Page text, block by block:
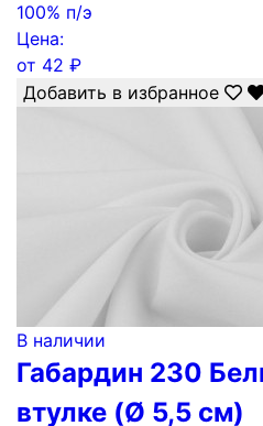
100% п/э
Цена:
от 42 ₽
Добавить в избранное
В наличии
Габардин 230
втулке (Ø 5,5 см)